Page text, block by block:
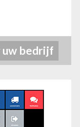
uw bedrijf